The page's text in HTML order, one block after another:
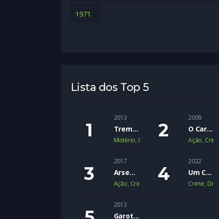
1971
Lista dos Top 5
2013
Trem Noturno para Lisboa
Mistério, Romance Suspense
2009
O Cartel
Ação, Crime
2017
Arsenal
Ação, Crime
2022
Um Crime Passional
Crime,
2013
Garotas Inocentes